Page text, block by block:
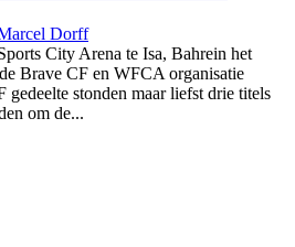
Dorff
City Arena te Isa, Bahrein het
Brave CF en WFCA organisatie
gedeelte stonden maar liefst drie titels
om de...